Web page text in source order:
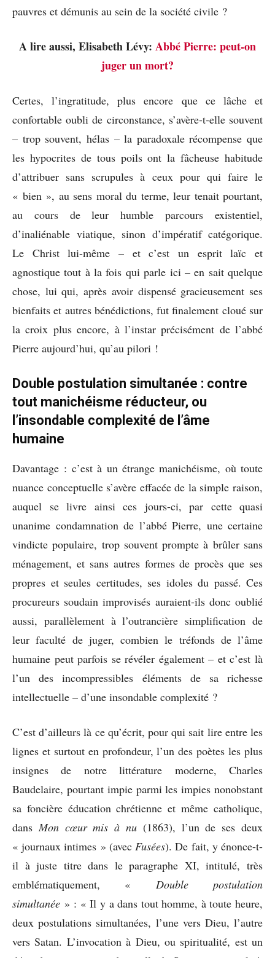
pauvres et démunis au sein de la société civile ?
A lire aussi, Elisabeth Lévy: Abbé Pierre: peut-on
juger un mort?
Certes, l’ingratitude, plus encore que ce lâche et
confortable oubli de circonstance, s’avère-t-elle souvent
– trop souvent, hélas – la paradoxale récompense que
les hypocrites de tous poils ont la fâcheuse habitude
d’attribuer sans scrupules à ceux pour qui faire le
« bien », au sens moral du terme, leur tenait pourtant,
au cours de leur humble parcours existentiel,
d’inaliénable viatique, sinon d’impératif catégorique.
Le Christ lui-même – et c’est un esprit laïc et
agnostique tout à la fois qui parle ici – en sait quelque
chose, lui qui, après avoir dispensé gracieusement ses
bienfaits et autres bénédictions, fut finalement cloué sur
la croix plus encore, à l’instar précisément de l’abbé
Pierre aujourd’hui, qu’au pilori !
Double postulation simultanée : contre
tout manichéisme réducteur, ou
l’insondable complexité de l’âme
humaine
Davantage : c’est à un étrange manichéisme, où toute
nuance conceptuelle s’avère effacée de la simple raison,
auquel se livre ainsi ces jours-ci, par cette quasi
unanime condamnation de l’abbé Pierre, une certaine
vindicte populaire, trop souvent prompte à brûler sans
ménagement, et sans autres formes de procès que ses
propres et seules certitudes, ses idoles du passé. Ces
procureurs soudain improvisés auraient-ils donc oublié
aussi, parallèlement à l’outrancière simplification de
leur faculté de juger, combien le tréfonds de l’âme
humaine peut parfois se révéler également – et c’est là
l’un des incompressibles éléments de sa richesse
intellectuelle – d’une insondable complexité ?
C’est d’ailleurs là ce qu’écrit, pour qui sait lire entre les
lignes et surtout en profondeur, l’un des poètes les plus
insignes de notre littérature moderne, Charles
Baudelaire, pourtant impie parmi les impies nonobstant
sa foncière éducation chrétienne et même catholique,
dans Mon cœur mis à nu (1863), l’un de ses deux
« journaux intimes » (avec Fusées). De fait, y énonce-t-
il à juste titre dans le paragraphe XI, intitulé, très
emblématiquement, « Double postulation
simultanée » : « Il y a dans tout homme, à toute heure,
deux postulations simultanées, l’une vers Dieu, l’autre
vers Satan. L’invocation à Dieu, ou spiritualité, est un